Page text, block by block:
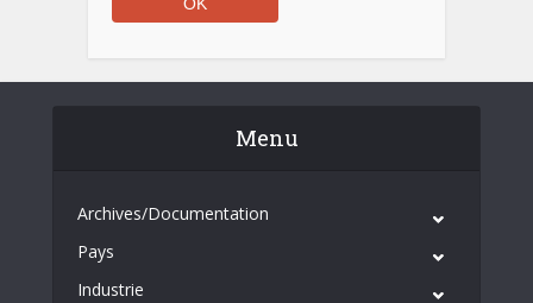
Menu
Archives/Documentation
Pays
Industrie